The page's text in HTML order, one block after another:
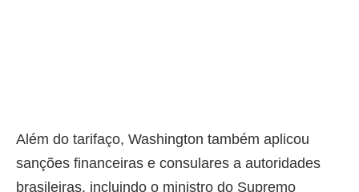
Além do tarifaço, Washington também aplicou
sanções financeiras e consulares a autoridades
brasileiras, incluindo o ministro do Supremo